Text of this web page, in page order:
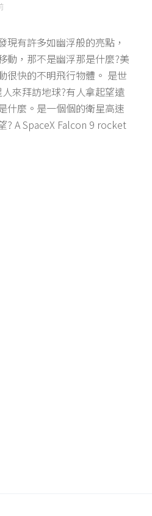
現有許多如幽浮般的亮點，
動，那不是幽浮那是什麼?美
很快的不明飛行物體。 是世
來拜訪地球?有人拿起望遠
什麼。是一個個的衛星高速
? A SpaceX Falcon 9 rocket